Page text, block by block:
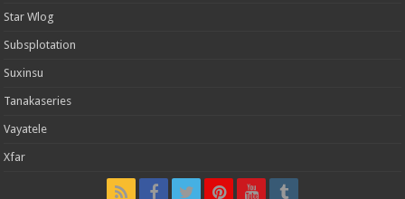
Star Wlog
Subsplotation
Suxinsu
Tanakaseries
Vayatele
Xfar